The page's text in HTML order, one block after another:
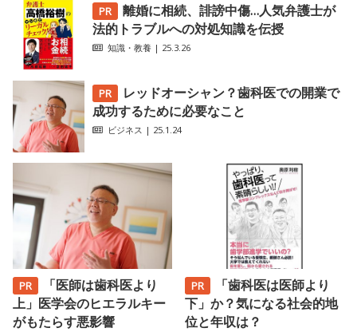
離婚に相続、誹謗中傷…人気弁護士が
法的トラブルへの対処知識を伝授
知識・教養 | 25.3.26
レッドオーシャン？歯科医での開業で
成功するために必要なこと
ビジネス | 25.1.24
「医師は歯科医より
上」医学会のヒエラルキー
がもたらす悪影響
「歯科医は医師より
下」か？気になる社会的地
位と年収は？